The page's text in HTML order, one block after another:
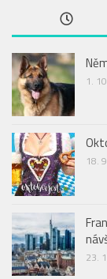
1.
18.
23.